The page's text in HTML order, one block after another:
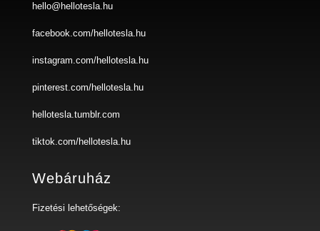
hello@hellotesla.hu
facebook.com/hellotesla.hu
instagram.com/hellotesla.hu
pinterest.com/hellotesla.hu
hellotesla.tumblr.com
tiktok.com/hellotesla.hu
Webáruház
Fizetési lehetőségek: